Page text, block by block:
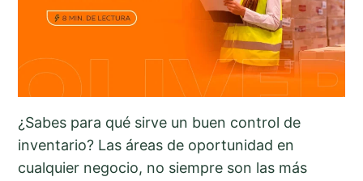
¿Sabes para qué sirve un buen control de
inventario? Las áreas de oportunidad en
cualquier negocio, no siempre son las más